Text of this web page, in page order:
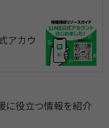
アカウ
に役立つ情報を紹介